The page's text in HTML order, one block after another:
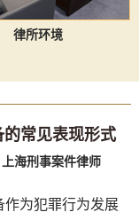
律所环境
的常见表现形式
上海刑事案件律师
为犯罪行为发展